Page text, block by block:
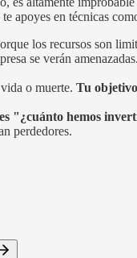
apoyes en técnicas
los recursos son
se verán amenazadas.
o muerte. Tu
"¿cuánto hemos
perdedores.